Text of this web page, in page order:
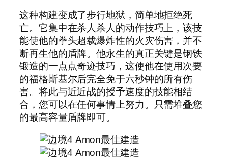
这种构建变成了步行地狱，简单地拒绝死
亡。它集中在杀人杀人的动作技巧上，该技
能使他的拳头超载爆炸性的火灾伤害，并不
断再生他的盾牌。他永生的真正关键是钢铁
锻造的一点点奇迹技巧，这使他在使用次要
的福格斯基尔后完全免于六秒钟的所有伤
害。将此与近近战的授予速度的技能相结
合，您可以在任何事情上努力。只需堆叠您
的最高容量盾牌即可。